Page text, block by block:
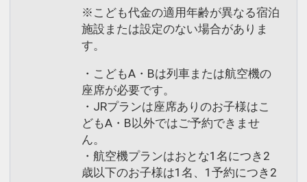
※こども代金の適用年齢が異なる宿泊
施設または設定のない場合がありま
す。
・こどもA・Bは列車または航空機の
座席が必要です。
・JRプランは座席ありのお子様はこ
どもA・B以外ではご予約できませ
ん。
・航空機プランはおとな1名につき2
歳以下のお子様は1名、1予約につき2